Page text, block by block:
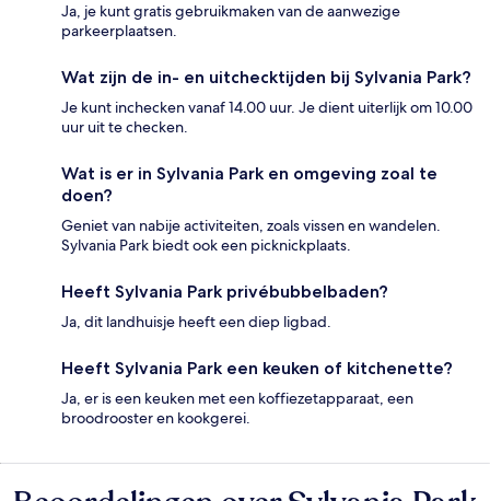
Ja, je kunt gratis gebruikmaken van de aanwezige
parkeerplaatsen.
Wat zijn de in- en uitchecktijden bij Sylvania Park?
Je kunt inchecken vanaf 14.00 uur. Je dient uiterlijk om 10.00
uur uit te checken.
Wat is er in Sylvania Park en omgeving zoal te
doen?
Geniet van nabije activiteiten, zoals vissen en wandelen.
Sylvania Park biedt ook een picknickplaats.
Heeft Sylvania Park privébubbelbaden?
Ja, dit landhuisje heeft een diep ligbad.
Heeft Sylvania Park een keuken of kitchenette?
Ja, er is een keuken met een koffiezetapparaat, een
broodrooster en kookgerei.